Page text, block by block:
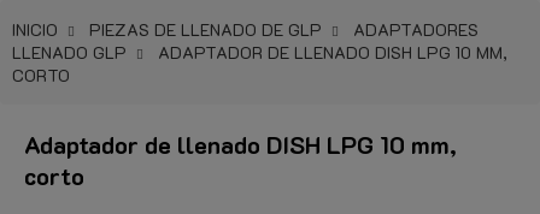
INICIO PIEZAS DE LLENADO DE GLP
ADAPTADORES
LLENADO GLP
ADAPTADOR DE LLENADO DISH LPG 10 MM,
CORTO
Adaptador de llenado DISH LPG 10 mm,
corto